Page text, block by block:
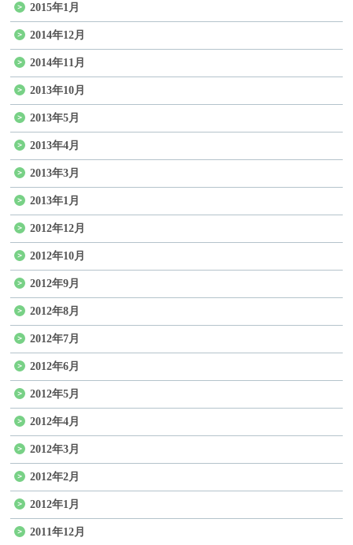
2015年1月
2014年12月
2014年11月
2013年10月
2013年5月
2013年4月
2013年3月
2013年1月
2012年12月
2012年10月
2012年9月
2012年8月
2012年7月
2012年6月
2012年5月
2012年4月
2012年3月
2012年2月
2012年1月
2011年12月